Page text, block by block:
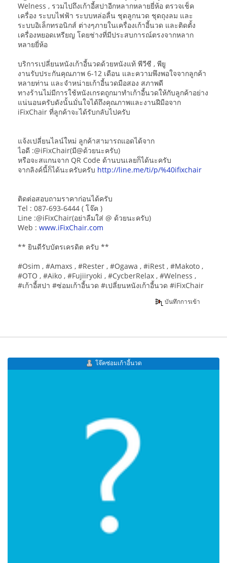
Welness , รวมไปถึงเก้าอี้สปาอีกหลากหลายยี่ห้อ ตรวจเช็ค
เครื่อง ระบบไฟฟ้า ระบบหล่อลื่น ชุดลูกนวด ชุดถุงลม และ
ระบบอิเล็กทรอนิกส์ ต่างๆภายในเครื่องเก้าอี้นวด และติดตั้ง
เครื่องหยอดเหรียญ โดยช่างที่มีประสบการณ์ตรงจากหลาก
หลายยี่ห้อ
บริการเปลี่ยนหนังเก้าอี้นวดด้วยหนังแท้ พีวีซี , พียู
งานรับประกันคุณภาพ 6-12 เดือน และความพึงพอใจจากลูกค้า
หลายท่าน และจำหน่ายเก้าอี้นวดมือสอง สภาพดี
ทางร้านไม่มีการใช้หนังเกรดถูกมาทำเก้าอี้นวดให้กับลูกค้าอย่าง
แน่นอนครับดังนั้นมั่นใจได้ถึงคุณภาพและงานฝีมือจาก
iFixChair ที่ลูกค้าจะได้รับกลับไปครับ
แจ้งเปลี่ยนไลน์ใหม่ ลูกค้าสามารถแอดได้จาก
ไอดี :@iFixChair(มี@ด้วยนะครับ)
หรือจะสแกนจาก QR Code ด้านบนเลยก็ได้นะครับ
จากลิงค์นี้ก็ได้นะครับครับ http://line.me/ti/p/%40ifixchair
ติดต่อสอบถามราคาก่อนได้ครับ
Tel : 087-693-6444 ( โจ๊ค )
Line :@iFixChair(อย่าลืมใส่ @ ด้วยนะครับ)
Web : www.iFixChair.com
** ยินดีรับบัตรเครดิต ครับ **
#Osim , #Amaxs , #Rester , #Ogawa , #iRest , #Makoto ,
#OTO , #Aiko , #Fujiiryoki , #CycberRelax , #Welness ,
#เก้าอี้สปา #ซ่อมเก้าอี้นวด #เปลี่ยนหนังเก้าอี้นวด #iFixChair
บันทึกการเข้า
โจ๊คซ่อมเก้าอี้นวด